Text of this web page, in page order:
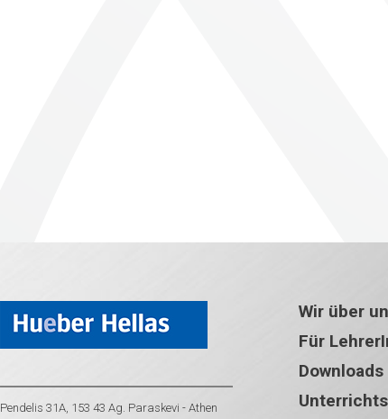
Pendelis 31A, 153 43 Ag. Paraskevi - Athen
Wir über
Für
Downloads